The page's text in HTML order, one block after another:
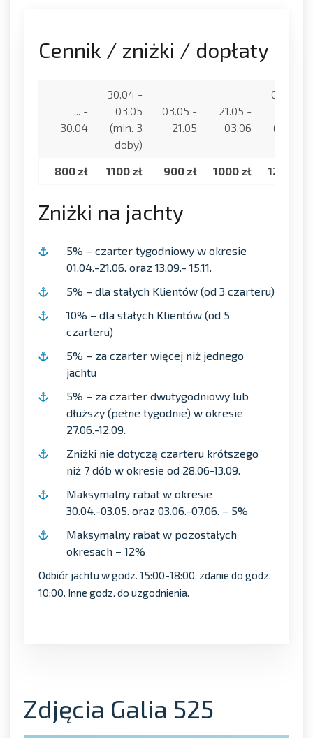
Cennik / zniżki / dopłaty
... -
30.04
30.04 -
03.05
(min. 3
doby)
03.05 -
21.05
21.05 -
03.06
03.06 -
(min. 3
800 zł
1100 zł 900 zł 1000 zł 1200 zł
Zniżki na jachty
5% – czarter tygodniowy w okresie
01.04.-21.06. oraz 13.09.- 15.11.
5% – dla stałych Klientów (od 3 czarteru)
10% – dla stałych Klientów (od 5
czarteru)
5% – za czarter więcej niż jednego
jachtu
5% – za czarter dwutygodniowy lub
dłuższy (pełne tygodnie) w okresie
27.06.-12.09.
Zniżki nie dotyczą czarteru krótszego
niż 7 dób w okresie od 28.06-13.09.
Maksymalny rabat w okresie
30.04.-03.05. oraz 03.06.-07.06. – 5%
Maksymalny rabat w pozostałych
okresach – 12%
Odbiór jachtu w godz. 15:00-18:00, zdanie do godz.
10:00. Inne godz. do uzgodnienia.
Zdjęcia Galia 525